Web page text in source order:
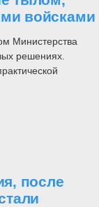
войсками
Министерства
решениях.
после